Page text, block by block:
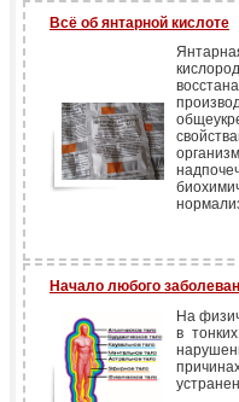
Всё об янтарной кислоте
Начало любого
На
в